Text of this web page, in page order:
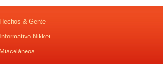
Hechos & Gente
Informativo Nikkei
Misceláneos